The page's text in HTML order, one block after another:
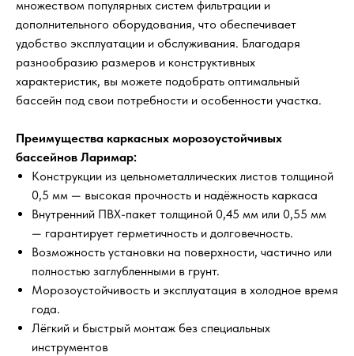
множеством популярных систем фильтрации и
дополнительного оборудования, что обеспечивает
удобство эксплуатации и обслуживания. Благодаря
разнообразию размеров и конструктивных
характеристик, вы можете подобрать оптимальный
бассейн под свои потребности и особенности участка.
Преимущества каркасных морозоустойчивых
бассейнов Ларимар:
Конструкции из цельнометаллических листов толщиной
0,5 мм — высокая прочность и надёжность каркаса
Внутренний ПВХ-пакет толщиной 0,45 мм или 0,55 мм
— гарантирует герметичность и долговечность.
Возможность установки на поверхности, частично или
полностью заглубленными в грунт.
Морозоустойчивость и эксплуатация в холодное время
года.
Лёгкий и быстрый монтаж без специальных
инструментов